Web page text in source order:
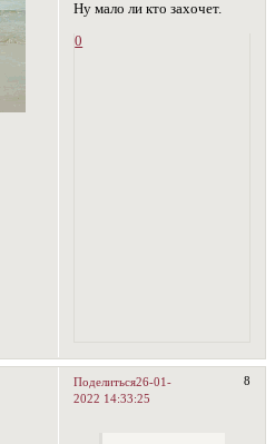
Ну мало ли кто захочет.
0
Поделиться 8
26-01-
2022 14:33:25